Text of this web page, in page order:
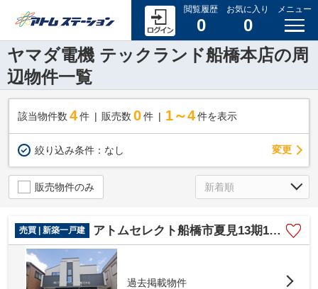
閲覧履歴
0
お気に入り
0
メニュー
ヤマダ電機 テックランド船橋本店の周
辺物件一覧
該当物件数 4件 販売数 0 件 1～4 件を表示
絞り込み条件： なし 変更
販売物件のみ
売買 | 新築一戸建 アトムセレクト船橋市夏見13期1号棟
過去掲載物件